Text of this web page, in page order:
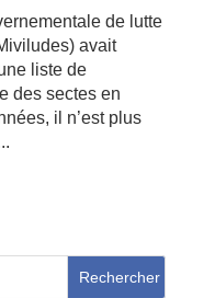
de lutte
avait
liste de
des sectes en
il n’est plus